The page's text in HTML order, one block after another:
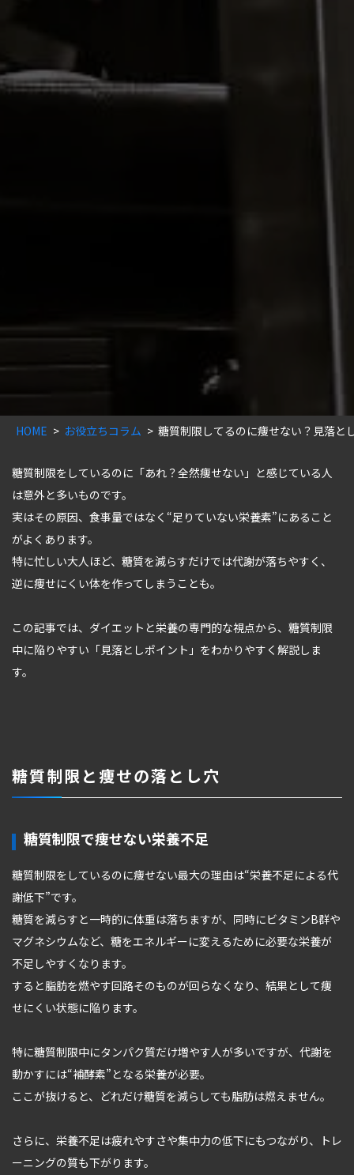
HOME お役立ちコラム 糖質制限してるのに痩せない？見落と
糖質制限をしているのに「あれ？全然痩せない」と感じている人
は意外と多いものです。
実はその原因、食事量ではなく“足りていない栄養素”にあること
がよくあります。
特に忙しい大人ほど、糖質を減らすだけでは代謝が落ちやすく、
逆に痩せにくい体を作ってしまうことも。
この記事では、ダイエットと栄養の専門的な視点から、糖質制限
中に陥りやすい「見落としポイント」をわかりやすく解説しま
す。
糖質制限と痩せの落とし穴
糖質制限で痩せない栄養不足
糖質制限をしているのに痩せない最大の理由は“栄養不足による代
謝低下”です。
糖質を減らすと一時的に体重は落ちますが、同時にビタミンB群や
マグネシウムなど、糖をエネルギーに変えるために必要な栄養が
不足しやすくなります。
すると脂肪を燃やす回路そのものが回らなくなり、結果として痩
せにくい状態に陥ります。
特に糖質制限中にタンパク質だけ増やす人が多いですが、代謝を
動かすには“補酵素”となる栄養が必要。
ここが抜けると、どれだけ糖質を減らしても脂肪は燃えません。
さらに、栄養不足は疲れやすさや集中力の低下にもつながり、トレ
ーニングの質も下がります。